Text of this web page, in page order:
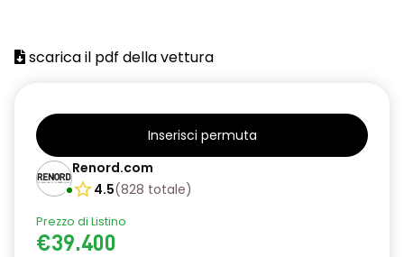
scarica il pdf della vettura
Inserisci permuta
Renord.com
4.5(828 totale)
Prezzo di Listino
€39.400